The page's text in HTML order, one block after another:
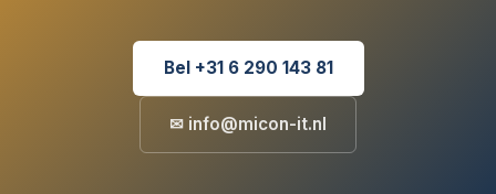
Bel +31 6 290 143 81
✉ info@micon-it.nl